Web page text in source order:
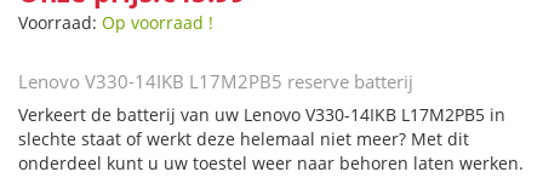
Voorraad: Op voorraad !
Lenovo V330-14IKB L17M2PB5 reserve batterij
Verkeert de batterij van uw Lenovo V330-14IKB L17M2PB5 in
slechte staat of werkt deze helemaal niet meer? Met dit
onderdeel kunt u uw toestel weer naar behoren laten werken.